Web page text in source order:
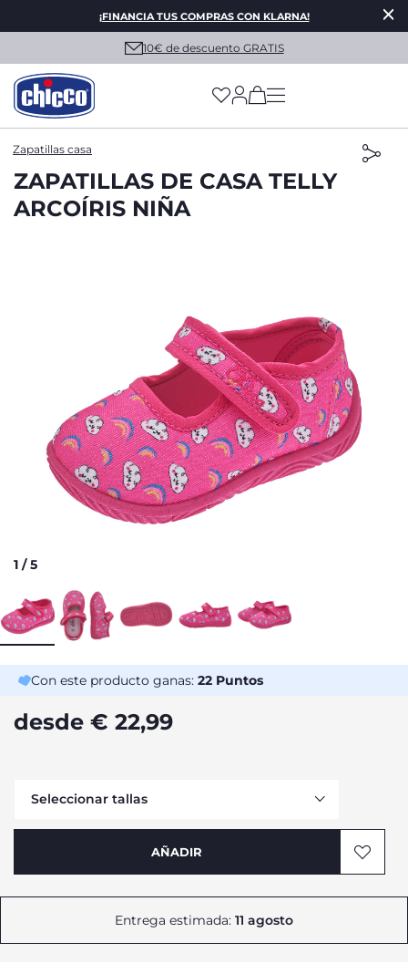
¡FINANCIA TUS COMPRAS CON KLARNA!
10€ de descuento GRATIS
(has more options
Zapatillas casa
ZAPATILLAS DE CASA TELLY
ARCOÍRIS NIÑA
1 /5
Con este producto ganas: 22 Puntos
desde € 22,99
Seleccionar tallas
Avísame
Avísame
Avísame
AÑADIR
Entrega estimada: 11 agosto